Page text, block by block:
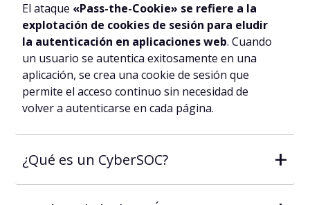
El ataque «Pass-the-Cookie» se refiere a la
explotación de cookies de sesión para eludir
la autenticación en aplicaciones web. Cuando
un usuario se autentica exitosamente en una
aplicación, se crea una cookie de sesión que
permite el acceso continuo sin necesidad de
volver a autenticarse en cada página.
¿Qué es un CyberSOC? +